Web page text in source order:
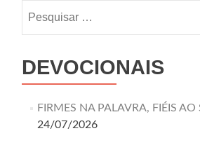
DEVOCIONAIS
FIRMES NA PALAVRA, FIÉIS AO
24/07/2026